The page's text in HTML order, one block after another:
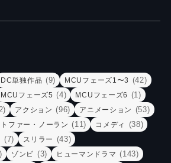
DC単独作品 (9) MCUフェーズ1〜3 (42)
MCUフェーズ5 (4) MCUフェーズ6 (1)
アクション (96) アニメーション (53)
ファー・ノーラン (11) コメディ (38)
(7) スリラー (43)
ゾンビ (3) ヒューマンドラマ (143)